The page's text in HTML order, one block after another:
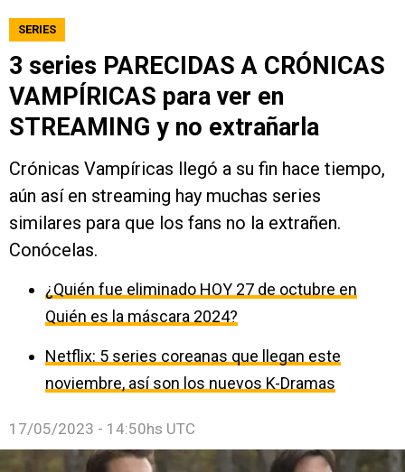
SERIES
3 series PARECIDAS A CRÓNICAS
VAMPÍRICAS para ver en
STREAMING y no extrañarla
Crónicas Vampíricas llegó a su fin hace tiempo,
aún así en streaming hay muchas series
similares para que los fans no la extrañen.
Conócelas.
¿Quién fue eliminado HOY 27 de octubre en
Quién es la máscara 2024?
Netflix: 5 series coreanas que llegan este
noviembre, así son los nuevos K-Dramas
17/05/2023 - 14:50hs UTC